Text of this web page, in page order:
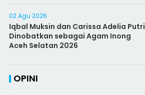
02 Agu 2026
Iqbal Muksin dan Carissa Adelia Putri
Dinobatkan sebagai Agam Inong
Aceh Selatan 2026
OPINI